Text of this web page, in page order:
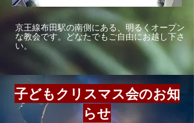
京王線布田駅の南側にある、明るくオープン
な教会です。どなたでもご自由にお越し下さ
い。
子どもクリスマス会のお知
らせ